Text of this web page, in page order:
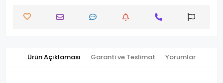
Ürün Açıklaması Garanti ve Teslimat Yorumlar